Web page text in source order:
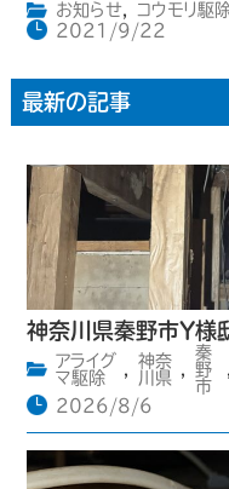
お知らせ,
コウモリ駆
2021/9/22
最新の記事
神奈川県秦野市Y様
アライグ
マ駆除
,
神奈
川県 ,
秦
野
市
,
2026/8/6